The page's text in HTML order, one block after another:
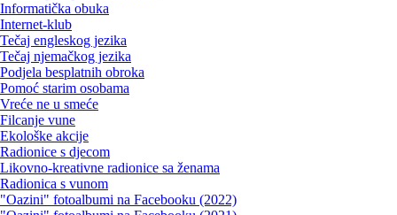
Informatička obuka
Internet-klub
Tečaj engleskog jezika
Tečaj njemačkog jezika
Podjela besplatnih obroka
Pomoć starim osobama
Vreće ne u smeće
Filcanje vune
Ekološke akcije
Radionice s djecom
Likovno-kreativne radionice sa ženama
Radionica s vunom
"Oazini" fotoalbumi na Facebooku (2022)